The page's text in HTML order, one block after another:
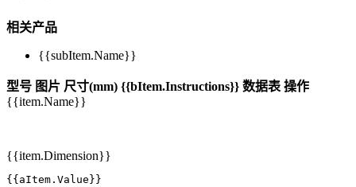
相关产品
{{subItem.Name}}
型号 图片 尺寸(mm) {{bItem.Instructions}} 数据表 操作
{{item.Name}}
{{item.Dimension}}
{{aItem.Value}}